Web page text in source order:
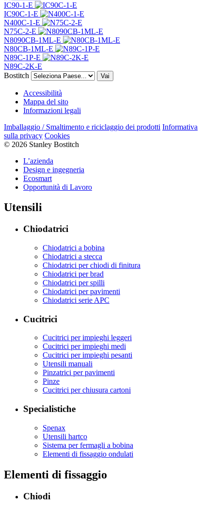
IC90-1-E
IC90C-1-E
N400C-1-E
N75C-2-E
N8090CB-1ML-E
N80CB-1ML-E
N89C-1P-E
N89C-2K-E
Bostitch
Vai
Accessibilità
Mappa del sito
Informazioni legali
Imballaggio / Smaltimento e riciclaggio dei prodotti Informativa
sulla privacy Cookies
© 2026 Stanley Bostitch
L’azienda
Design e ingegneria
Ecosmart
Opportunità di Lavoro
Utensili
Chiodatrici
Chiodatrici a bobina
Chiodatrici a stecca
Chiodatrici per chiodi di finitura
Chiodatrici per brad
Chiodatrici per spilli
Chiodatrici per pavimenti
Chiodatrici serie APC
Cucitrici
Cucitrici per impieghi leggeri
Cucitrici per impieghi medi
Cucitrici per impieghi pesanti
Utensili manuali
Pinzatrici per pavimenti
Pinze
Cucitrici per chiusura cartoni
Specialistiche
Spenax
Utensili hartco
Sistema per fermagli a bobina
Elementi di fissaggio ondulati
Elementi di fissaggio
Chiodi